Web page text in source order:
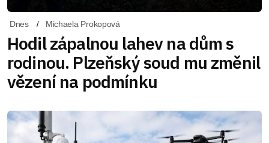
Dnes Michaela Prokopová
Hodil zápalnou lahev na dům s
rodinou. Plzeňský soud mu změnil
vězení na podmínku